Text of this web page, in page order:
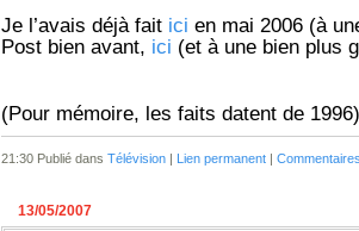
Je l’avais déjà fait ici en mai 2006 (à
Post bien avant, ici (et à une bien plus
(Pour mémoire, les faits datent de
21:30 Publié dans Télévision | Lien permanent |
13/05/2007